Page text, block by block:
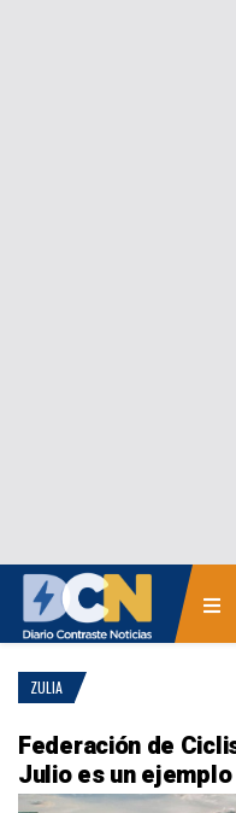
ZULIA
Federación de
Julio es un